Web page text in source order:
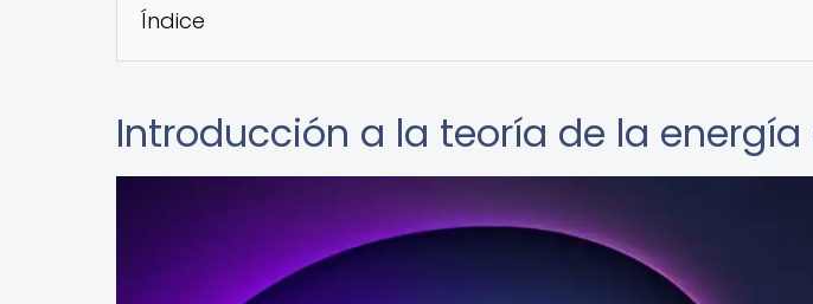
Índice
Introducción a la teoría de la energía